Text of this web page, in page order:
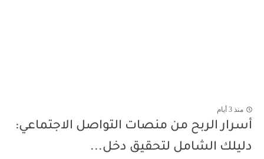
منذ 3 أيام
أسرار الربح من منصات التواصل الاجتماعي:
دليلك الشامل لتحقيق دخل...